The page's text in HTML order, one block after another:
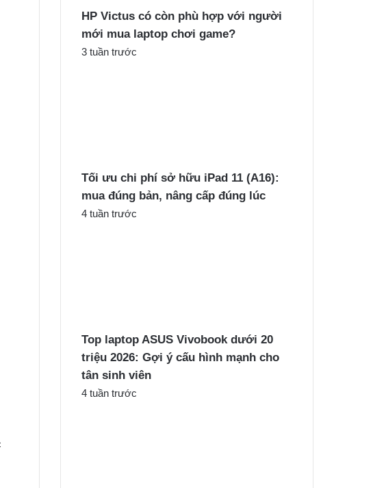
:HP Victus có còn phù hợp với người
mới mua laptop chơi game?
3 tuần trước
Tối ưu chi phí sở hữu iPad 11 (A16):
mua đúng bản, nâng cấp đúng lúc
4 tuần trước
Top laptop ASUS Vivobook dưới 20
triệu 2026: Gợi ý cấu hình mạnh cho
tân sinh viên
4 tuần trước